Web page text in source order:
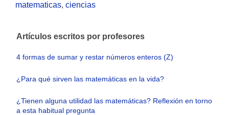
matematicas, ciencias
Artículos escritos por profesores
4 formas de sumar y restar números enteros (Z)
¿Para qué sirven las matemáticas en la vida?
¿Tienen alguna utilidad las matemáticas? Reflexión en torno
a esta habitual pregunta